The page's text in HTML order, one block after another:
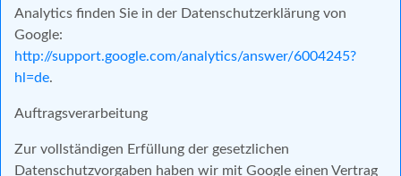
Analytics finden Sie in der Datenschutzerklärung von
Google:
http://support.google.com/analytics/answer/6004245?
hl=de.
Auftragsverarbeitung
Zur vollständigen Erfüllung der gesetzlichen
Datenschutzvorgaben haben wir mit Google einen Vertrag